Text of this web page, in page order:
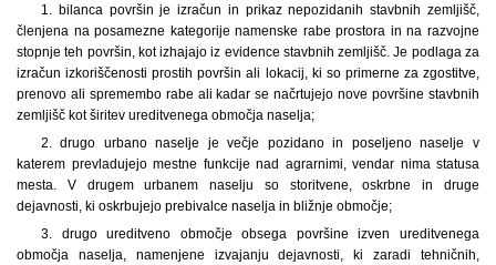
1. bilanca površin je izračun in prikaz nepozidanih stavbnih zemljišč,
členjena na posamezne kategorije namenske rabe prostora in na razvojne
stopnje teh površin, kot izhajajo iz evidence stavbnih zemljišč. Je podlaga za
izračun izkoriščenosti prostih površin ali lokacij, ki so primerne za zgostitve,
prenovo ali spremembo rabe ali kadar se načrtujejo nove površine stavbnih
zemljišč kot širitev ureditvenega območja naselja;
2. drugo urbano naselje je večje pozidano in poseljeno naselje v
katerem prevladujejo mestne funkcije nad agrarnimi, vendar nima statusa
mesta. V drugem urbanem naselju so storitvene, oskrbne in druge
dejavnosti, ki oskrbujejo prebivalce naselja in bližnje območje;
3. drugo ureditveno območje obsega površine izven ureditvenega
območja naselja, namenjene izvajanju dejavnosti, ki zaradi tehničnih,